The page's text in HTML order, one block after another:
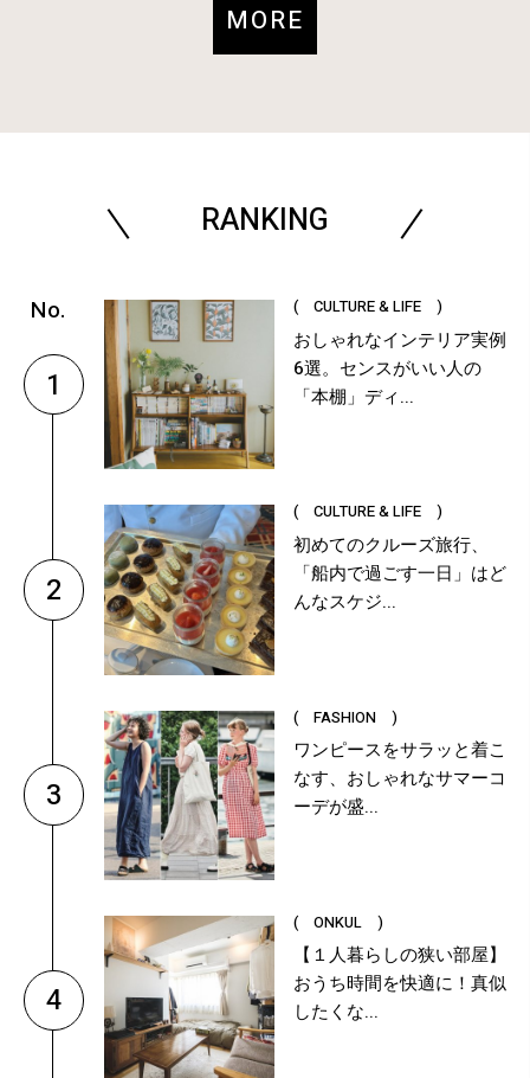
MORE
RANKING
1
( CULTURE & LIFE )
おしゃれなインテリア実例
6選。センスがいい人の
「本棚」ディ...
2
( CULTURE & LIFE )
初めてのクルーズ旅行、
「船内で過ごす一日」はど
んなスケジ...
3
( FASHION )
ワンピースをサラッと着こ
なす、おしゃれなサマーコ
ーデが盛...
4
( ONKUL )
【１人暮らしの狭い部屋】
おうち時間を快適に！真似
したくな...